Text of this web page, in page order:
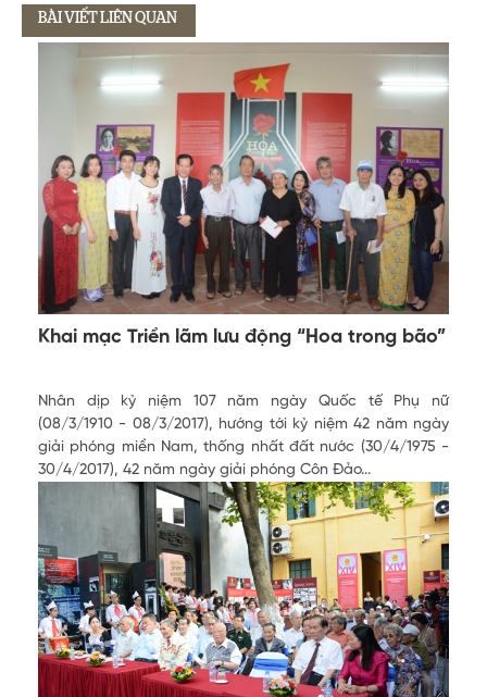
BÀI VIẾT LIÊN QUAN
Khai mạc Triển lãm lưu động “Hoa trong bão”
Nhân dịp kỷ niệm 107 năm ngày Quốc tế Phụ nữ
(08/3/1910 - 08/3/2017), hướng tới kỷ niệm 42 năm ngày
giải phóng miền Nam, thống nhất đất nước (30/4/1975 -
30/4/2017), 42 năm ngày giải phóng Côn Đảo...